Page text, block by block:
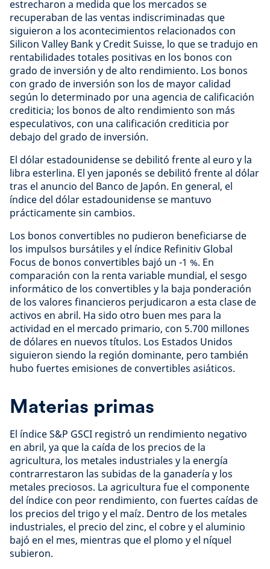
estrecharon a medida que los mercados se
recuperaban de las ventas indiscriminadas que
siguieron a los acontecimientos relacionados con
Silicon Valley Bank y Credit Suisse, lo que se tradujo en
rentabilidades totales positivas en los bonos con
grado de inversión y de alto rendimiento. Los bonos
con grado de inversión son los de mayor calidad
según lo determinado por una agencia de calificación
crediticia; los bonos de alto rendimiento son más
especulativos, con una calificación crediticia por
debajo del grado de inversión.
El dólar estadounidense se debilitó frente al euro y la
libra esterlina. El yen japonés se debilitó frente al dólar
tras el anuncio del Banco de Japón. En general, el
índice del dólar estadounidense se mantuvo
prácticamente sin cambios.
Los bonos convertibles no pudieron beneficiarse de
los impulsos bursátiles y el índice Refinitiv Global
Focus de bonos convertibles bajó un -1 %. En
comparación con la renta variable mundial, el sesgo
informático de los convertibles y la baja ponderación
de los valores financieros perjudicaron a esta clase de
activos en abril. Ha sido otro buen mes para la
actividad en el mercado primario, con 5.700 millones
de dólares en nuevos títulos. Los Estados Unidos
siguieron siendo la región dominante, pero también
hubo fuertes emisiones de convertibles asiáticos.
Materias primas
El índice S&P GSCI registró un rendimiento negativo
en abril, ya que la caída de los precios de la
agricultura, los metales industriales y la energía
contrarrestaron las subidas de la ganadería y los
metales preciosos. La agricultura fue el componente
del índice con peor rendimiento, con fuertes caídas de
los precios del trigo y el maíz. Dentro de los metales
industriales, el precio del zinc, el cobre y el aluminio
bajó en el mes, mientras que el plomo y el níquel
subieron.